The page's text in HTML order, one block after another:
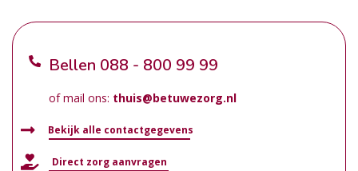
Bellen 088 - 800 99 99
of mail ons: thuis@betuwezorg.nl
Bekijk alle contactgegevens
Direct zorg aanvragen